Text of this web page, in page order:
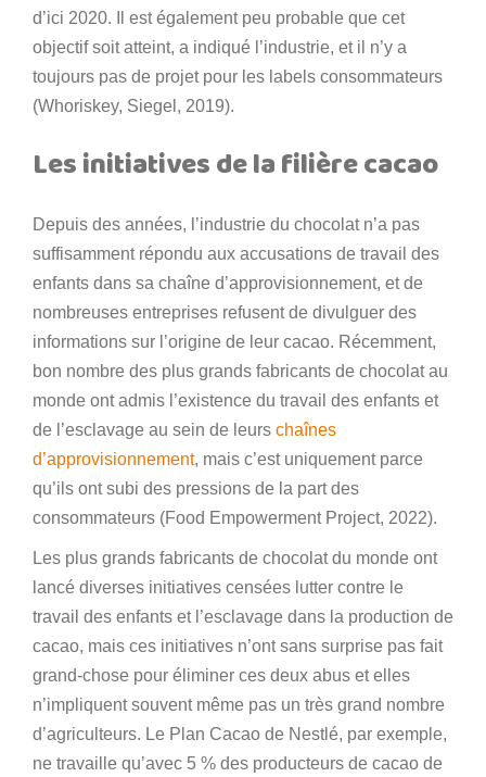
d’ici 2020. Il est également peu probable que cet
objectif soit atteint, a indiqué l’industrie, et il n’y a
toujours pas de projet pour les labels consommateurs
(Whoriskey, Siegel, 2019).
Les initiatives de la filière cacao
Depuis des années, l’industrie du chocolat n’a pas
suffisamment répondu aux accusations de travail des
enfants dans sa chaîne d’approvisionnement, et de
nombreuses entreprises refusent de divulguer des
informations sur l’origine de leur cacao. Récemment,
bon nombre des plus grands fabricants de chocolat au
monde ont admis l’existence du travail des enfants et
de l’esclavage au sein de leurs chaînes
d’approvisionnement, mais c’est uniquement parce
qu’ils ont subi des pressions de la part des
consommateurs (Food Empowerment Project, 2022).
Les plus grands fabricants de chocolat du monde ont
lancé diverses initiatives censées lutter contre le
travail des enfants et l’esclavage dans la production de
cacao, mais ces initiatives n’ont sans surprise pas fait
grand-chose pour éliminer ces deux abus et elles
n’impliquent souvent même pas un très grand nombre
d’agriculteurs. Le Plan Cacao de Nestlé, par exemple,
ne travaille qu’avec 5 % des producteurs de cacao de